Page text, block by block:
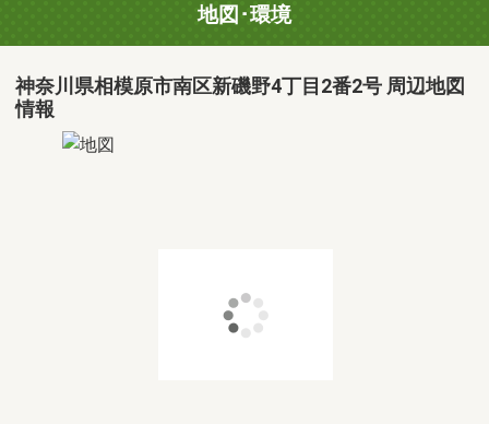
地図･環境
神奈川県相模原市南区新磯野4丁目2番2号 周辺地図
情報